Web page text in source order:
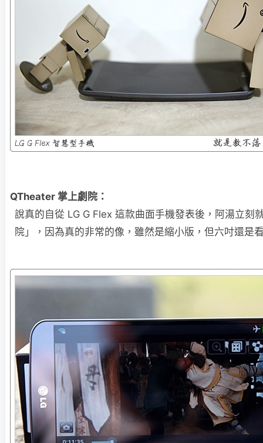
QTheater 掌上劇院：
說真的自從 LG G Flex 這款曲面手機發表後，阿湯立刻
院」，因為真的非常的像，雖然是縮小版，但六吋還是